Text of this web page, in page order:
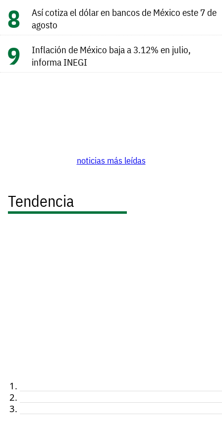
Así cotiza el dólar en bancos de México este 7 de
agosto
Inflación de México baja a 3.12% en julio,
informa INEGI
noticias más leídas
Tendencia